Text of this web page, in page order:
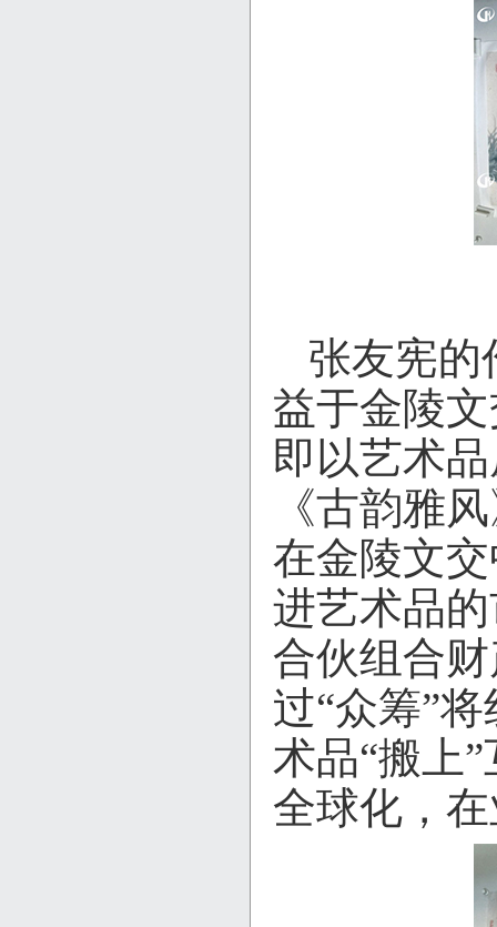
张友宪的
益于金陵
即以艺术
《古韵雅
在金陵文
进艺术品
合伙组合
过“众筹”
术品“搬上
全球化，